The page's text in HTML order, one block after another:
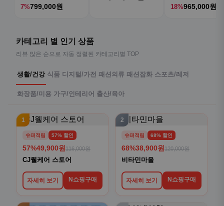
7%799,000원 18%965,000원
카테고리 별 인기 상품
리뷰 많은 순으로 자동 정렬된 카테고리별 TOP
생활/건강 식품 디지털/가전 패션의류 패션잡화 스포츠/레저
화장품/미용 가구/인테리어 출산/육아
1
슈퍼적립 57% 할인
57%49,900원 116,000원
CJ웰케어 스토어
자세히 보기 N쇼핑구매
2
슈퍼적립 68% 할인
68%38,900원 120,000원
비타민마을
자세히 보기 N쇼핑구매